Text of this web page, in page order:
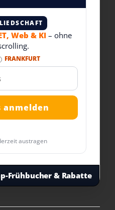
Web & KI – ohne
FRANKFURT
austragen
Frühbucher & Rabatte